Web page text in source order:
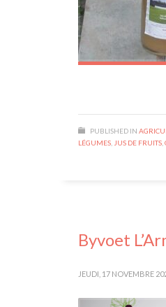
PUBLISHED IN
LÉGUMES JUS DE FRUITS
Byvoet
JEUDI, 17 NOVEMBRE